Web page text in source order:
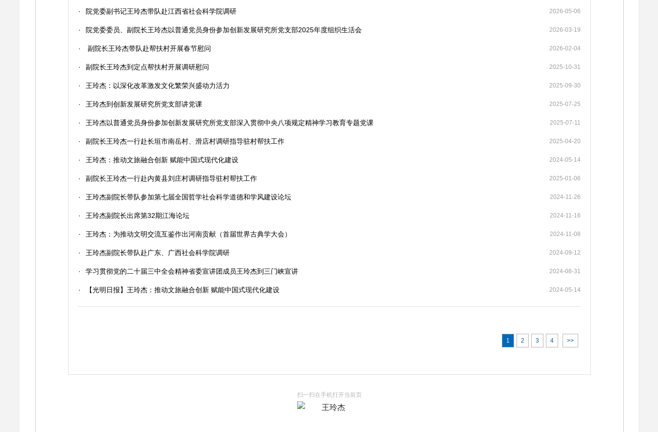
· 院党委副书记王玲杰带队赴江西省社会科学院调研 2026-05-06
· 院党委委员、副院长王玲杰以普通党员身份参加创新发展研究所党支部2025年度组织生活会 2026-03-19
· 副院长王玲杰带队赴帮扶村开展春节慰问 2026-02-04
· 副院长王玲杰到定点帮扶村开展调研慰问 2025-10-31
· 王玲杰：以深化改革激发文化繁荣兴盛动力活力 2025-09-30
· 王玲杰到创新发展研究所党支部讲党课 2025-07-25
· 王玲杰以普通党员身份参加创新发展研究所党支部深入贯彻中央八项规定精神学习教育专题党课 2025-07-11
· 副院长王玲杰一行赴长垣市南岳村、滑店村调研指导驻村帮扶工作 2025-04-20
· 王玲杰：推动文旅融合创新 赋能中国式现代化建设 2024-05-14
· 副院长王玲杰一行赴内黄县刘庄村调研指导驻村帮扶工作 2025-01-06
· 王玲杰副院长带队参加第七届全国哲学社会科学道德和学风建设论坛 2024-11-26
· 王玲杰副院长出席第32期江海论坛 2024-11-16
· 王玲杰：为推动文明交流互鉴作出河南贡献（首届世界古典学大会） 2024-11-08
· 王玲杰副院长带队赴广东、广西社会科学院调研 2024-09-12
· 学习贯彻党的二十届三中全会精神省委宣讲团成员王玲杰到三门峡宣讲 2024-08-31
· 【光明日报】王玲杰：推动文旅融合创新 赋能中国式现代化建设 2024-05-14
1 2 3 4 >>
扫一扫在手机打开当前页